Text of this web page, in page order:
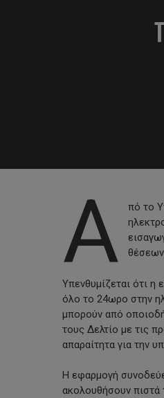
Hit enter to search or
Α
πό το
Υπενθυμίζεται ότι
όλο το 24ωρο στην
μπορούν από
τους Δελτίο με τις
απαραίτητα για την
Η εφαρμογή
ακολουθήσουν πιστά